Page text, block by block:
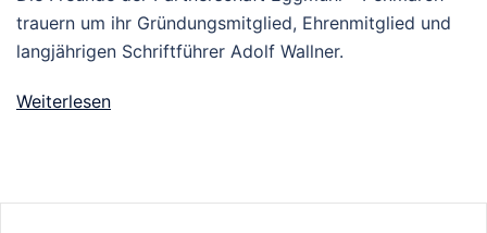
trauern um ihr Gründungsmitglied, Ehrenmitglied und
langjährigen Schriftführer Adolf Wallner.
Weiterlesen